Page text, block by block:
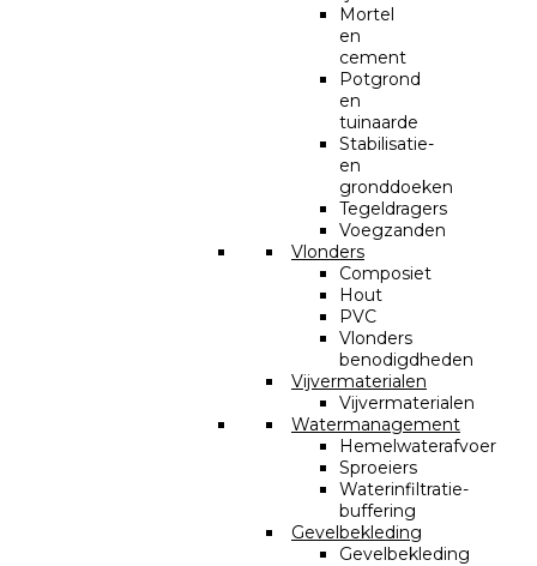
Mortel
en
cement
Potgrond
en
tuinaarde
Stabilisatie-
en
gronddoeken
Tegeldragers
Voegzanden
Vlonders
Composiet
Hout
PVC
Vlonders
benodigdheden
Vijvermaterialen
Vijvermaterialen
Watermanagement
Hemelwaterafvoer
Sproeiers
Waterinfiltratie-
buffering
Gevelbekleding
Gevelbekleding